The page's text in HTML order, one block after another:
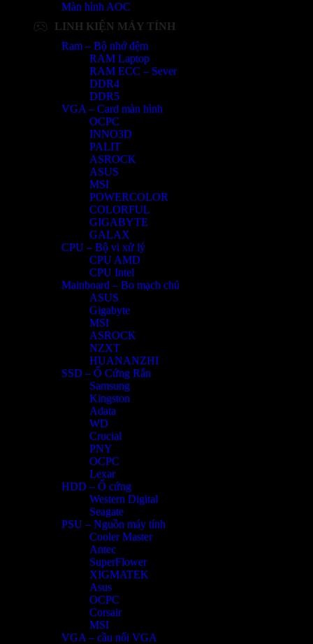
Màn hình AOC
LINH KIỆN MÁY TÍNH
Ram – Bộ nhớ đệm
RAM Laptop
RAM ECC – Sever
DDR4
DDR5
VGA – Card màn hình
OCPC
INNO3D
PALIT
ASROCK
ASUS
MSI
POWERCOLOR
COLORFUL
GIGABYTE
GALAX
CPU – Bộ vi xử lý
CPU AMD
CPU Intel
Mainboard – Bo mạch chủ
ASUS
Gigabyte
MSI
ASROCK
NZXT
HUANANZHI
SSD – Ổ Cứng Rắn
Samsung
Kingston
Adata
WD
Crucial
PNY
OCPC
Lexar
HDD – Ổ cứng
Western Digital
Seagate
PSU – Nguồn máy tính
Cooler Master
Antec
SuperFlower
XIGMATEK
Asus
OCPC
Corsair
MSI
VGA – cầu nối VGA